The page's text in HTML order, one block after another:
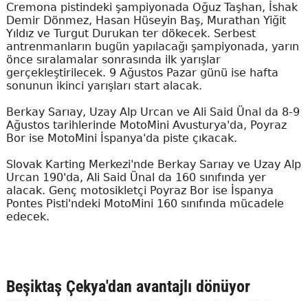
Cremona pistindeki şampiyonada Oğuz Taşhan, İshak
Demir Dönmez, Hasan Hüseyin Baş, Murathan Yiğit
Yıldız ve Turgut Durukan ter dökecek. Serbest
antrenmanların bugün yapılacağı şampiyonada, yarın
önce sıralamalar sonrasında ilk yarışlar
gerçekleştirilecek. 9 Ağustos Pazar günü ise hafta
sonunun ikinci yarışları start alacak.
Berkay Sarıay, Uzay Alp Urcan ve Ali Said Ünal da 8-9
Ağustos tarihlerinde MotoMini Avusturya'da, Poyraz
Bor ise MotoMini İspanya'da piste çıkacak.
Slovak Karting Merkezi'nde Berkay Sarıay ve Uzay Alp
Urcan 190'da, Ali Said Ünal da 160 sınıfında yer
alacak. Genç motosikletçi Poyraz Bor ise İspanya
Pontes Pisti'ndeki MotoMini 160 sınıfında mücadele
edecek.
Beşiktaş Çekya'dan avantajlı dönüyor